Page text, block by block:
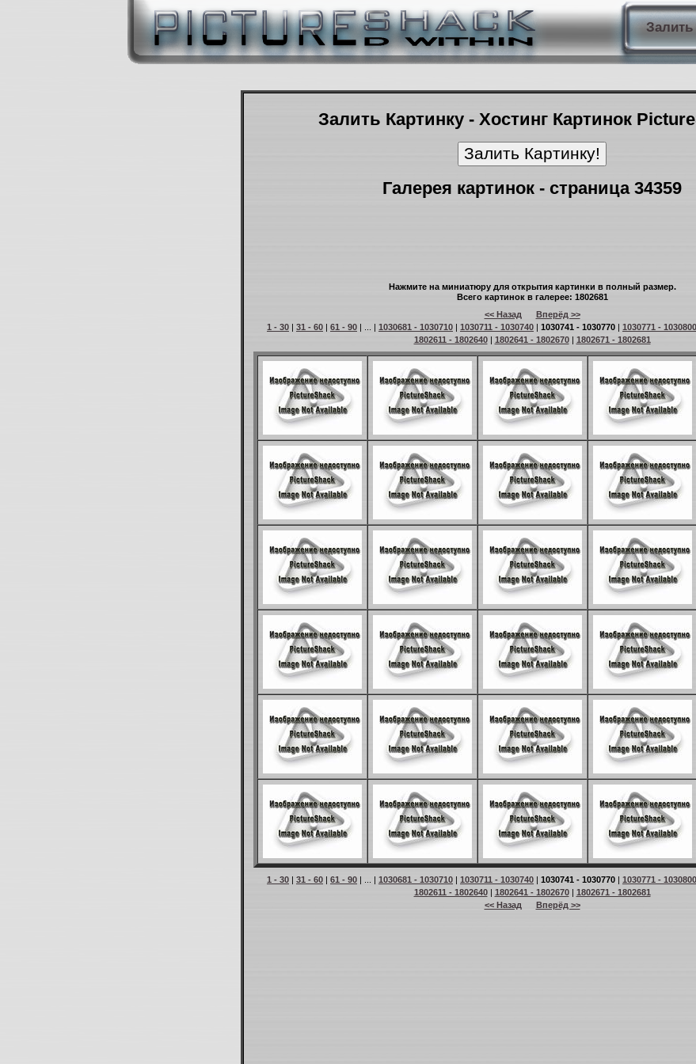
Залить
Залить Картинку - Хостинг Картинок
Галерея картинок - страница 34359
Нажмите на миниатюру для открытия картинки в полный размер.
Всего картинок в галерее: 1802681
<< Назад
Вперёд >>
1 - 30 | 31 - 60 | 61 - 90 | ... | 1030681 - 1030710 | 1030711 - 1030740 | 1030741 - 1030770 | 1030771 - 1030800
1802611 - 1802640| 1802641 - 1802670| 1802671 - 1802681
1 - 30 | 31 - 60 | 61 - 90 | ... | 1030681 - 1030710 | 1030711 - 1030740 | 1030741 - 1030770 | 1030771 - 1030800
1802611 - 1802640| 1802641 - 1802670| 1802671 - 1802681
<< Назад
Вперёд >>